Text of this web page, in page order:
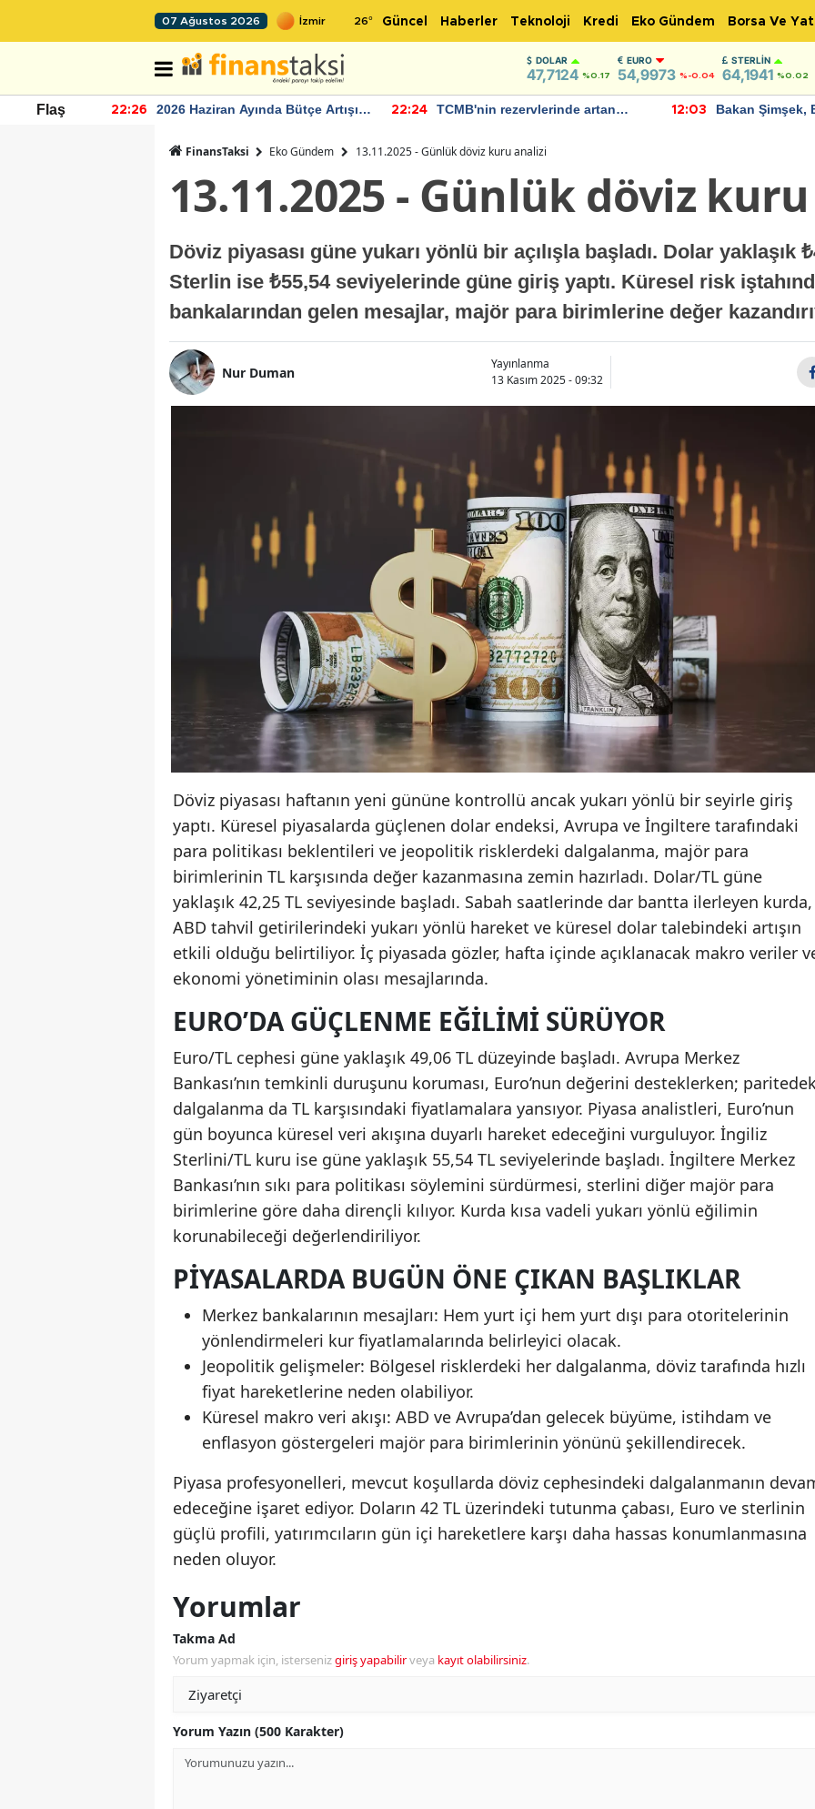
07 Ağustos 2026 26° Güncel Haberler Teknoloji Kredi Eko Gündem Borsa Ve
DOLAR
47,7124 %0.17
EURO
54,9973 %-0.04
STERLIN
64,1941 %0.02
Flaş 22:26
2026 Haziran Ayında Bütçe Artışı
22:24
TCMB'nin rezervlerinde artan
12:03
Bakan Şimşek,
FinansTaksi Eko Gündem 13.11.2025 - Günlük döviz kuru analizi
13.11.2025 - Günlük döviz
Döviz piyasası güne yukarı yönlü bir açılışla başladı. Dolar yaklaşık
Sterlin ise ₺55,54 seviyelerinde güne giriş yaptı. Küresel risk
bankalarından gelen mesajlar, majör para birimlerine değer
Nur Duman
Yayınlanma
13 Kasım 2025 - 09:32
Döviz piyasası haftanın yeni gününe kontrollü ancak yukarı yönlü bir seyirle giriş
yaptı. Küresel piyasalarda güçlenen dolar endeksi, Avrupa ve İngiltere tarafındaki
para politikası beklentileri ve jeopolitik risklerdeki dalgalanma, majör para
birimlerinin TL karşısında değer kazanmasına zemin hazırladı. Dolar/TL güne
yaklaşık 42,25 TL seviyesinde başladı. Sabah saatlerinde dar bantta ilerleyen kurda,
ABD tahvil getirilerindeki yukarı yönlü hareket ve küresel dolar talebindeki artışın
etkili olduğu belirtiliyor. İç piyasada gözler, hafta içinde açıklanacak makro veriler
ekonomi yönetiminin olası mesajlarında.
EURO’DA GÜÇLENME EĞILIMI SÜRÜYOR
Euro/TL cephesi güne yaklaşık 49,06 TL düzeyinde başladı. Avrupa Merkez
Bankası’nın temkinli duruşunu koruması, Euro’nun değerini desteklerken;
dalgalanma da TL karşısındaki fiyatlamalara yansıyor. Piyasa analistleri, Euro’nun
gün boyunca küresel veri akışına duyarlı hareket edeceğini vurguluyor. İngiliz
Sterlini/TL kuru ise güne yaklaşık 55,54 TL seviyelerinde başladı. İngiltere Merkez
Bankası’nın sıkı para politikası söylemini sürdürmesi, sterlini diğer majör para
birimlerine göre daha dirençli kılıyor. Kurda kısa vadeli yukarı yönlü eğilimin
korunabileceği değerlendiriliyor.
PIYASALARDA BUGÜN ÖNE ÇIKAN BAŞLIKLAR
Merkez bankalarının mesajları: Hem yurt içi hem yurt dışı para otoritelerinin
yönlendirmeleri kur fiyatlamalarında belirleyici olacak.
Jeopolitik gelişmeler: Bölgesel risklerdeki her dalgalanma, döviz tarafında hızlı
fiyat hareketlerine neden olabiliyor.
Küresel makro veri akışı: ABD ve Avrupa’dan gelecek büyüme, istihdam ve
enflasyon göstergeleri majör para birimlerinin yönünü şekillendirecek.
Piyasa profesyonelleri, mevcut koşullarda döviz cephesindeki dalgalanmanın
edeceğine işaret ediyor. Doların 42 TL üzerindeki tutunma çabası, Euro ve sterlinin
güçlü profili, yatırımcıların gün içi hareketlere karşı daha hassas konumlanmasına
neden oluyor.
Yorumlar
Takma Ad
Yorum yapmak için, istersenizgiriş yapabilirveya kayıt olabilirsiniz.
Yorum Yazın (500 Karakter)